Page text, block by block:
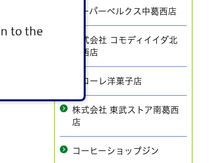
to the
スーパーベルクス中葛西店
株式会社 コモディイイダ北
葛西店
パローレ洋菓子店
株式会社 東武ストア南葛西
店
コーヒーショップジン